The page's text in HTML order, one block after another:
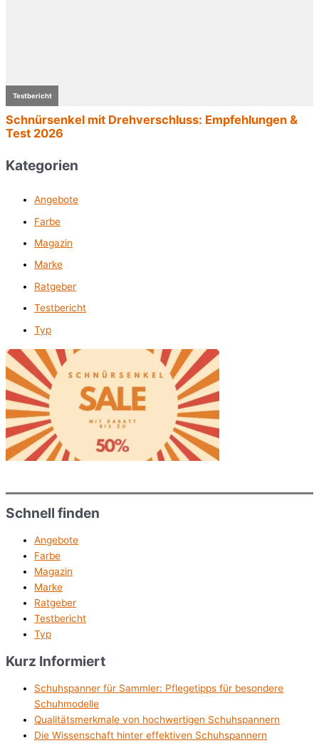
Kategorien
Angebote
Farbe
Magazin
Marke
Ratgeber
Testbericht
Typ
Schnell finden
Angebote
Farbe
Magazin
Marke
Ratgeber
Testbericht
Typ
Kurz Informiert
Schuhspanner für Sammler: Pflegetipps für besondere
Schuhmodelle
Qualitätsmerkmale von hochwertigen Schuhspannern
Die Wissenschaft hinter effektiven Schuhspannern